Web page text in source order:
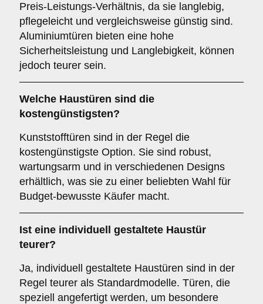
Preis-Leistungs-Verhältnis, da sie langlebig,
pflegeleicht und vergleichsweise günstig sind.
Aluminiumtüren bieten eine hohe
Sicherheitsleistung und Langlebigkeit, können
jedoch teurer sein.
Welche Haustüren sind die
kostengünstigsten?
Kunststofftüren sind in der Regel die
kostengünstigste Option. Sie sind robust,
wartungsarm und in verschiedenen Designs
erhältlich, was sie zu einer beliebten Wahl für
Budget-bewusste Käufer macht.
Ist eine individuell gestaltete Haustür
teurer?
Ja, individuell gestaltete Haustüren sind in der
Regel teurer als Standardmodelle. Türen, die
speziell angefertigt werden, um besondere